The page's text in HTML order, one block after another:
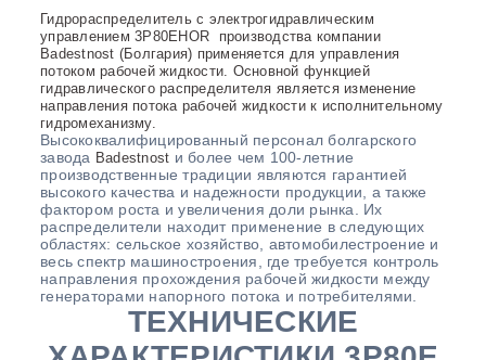
Гидрораспределитель с электрогидравлическим
управлением 3P80EHOR
производства компании
Badestnost (Болгария) применяется для управления
потоком рабочей жидкости. Основной функцией
гидравлического распределителя является изменение
направления потока рабочей жидкости к исполнительному
гидромеханизму.
Высококвалифицированный персонал болгарского
завода Badestnost и более чем 100-летние
производственные традиции являются гарантией
высокого качества и надежности продукции, а также
фактором роста и увеличения доли рынка. Их
распределители находит применение в следующих
областях: сельское хозяйство, автомобилестроение и
весь спектр машиностроения, где требуется контроль
направления прохождения рабочей жидкости между
генераторами напорного потока и потребителями.
ТЕХНИЧЕСКИЕ